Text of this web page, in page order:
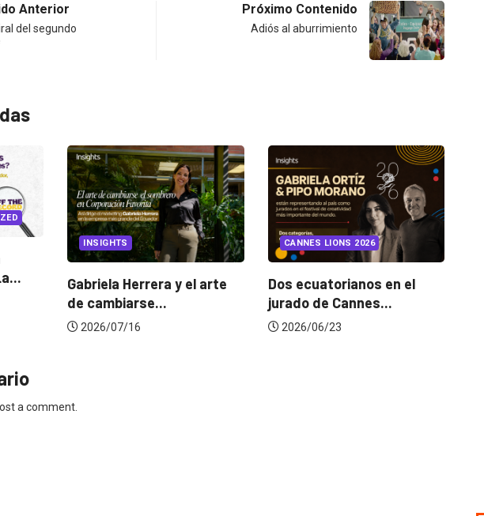
Anterior
del segundo
Próximo Contenido
Adiós al aburrimiento
y el arte
CANNES LIONS 2026
Dos ecuatorianos en el
jurado de Cannes...
2026/06/23
INSIGHTS UNCATEGORIZED
¿Cambiar de agencia
mejora una marca? La...
2026/07/22
a comment.